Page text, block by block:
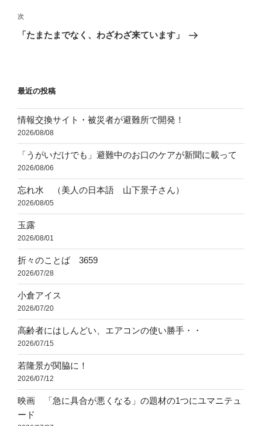
ビ
ゲ
ン
稿
次
の
次
「たまたまでなく、わざわざ来ています」
最近の投稿
情報交換サイト・被災者が避難所で開発！
2026/08/08
「うがいだけでも」避難中のお口のケアが新聞に載って
2026/08/06
忘れ水 （美人の日本語 山下景子さん）
2026/08/05
玉露
2026/08/01
折々のことば 3659
2026/07/28
小倉アイス
2026/07/20
高齢者にはしんどい、エアコンの使い勝手・・
2026/07/15
若隆景が関脇に！
2026/07/12
映画 「急に具合が悪くなる」の題材の1つにユマニテュ
ード